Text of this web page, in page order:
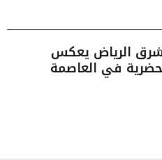
الرياض يعكس
في العاصمة